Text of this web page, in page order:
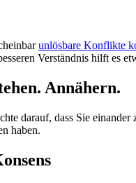
unlösbare Konflikte
Verständnis hilft es
Annähern.
darauf, dass Sie
haben.